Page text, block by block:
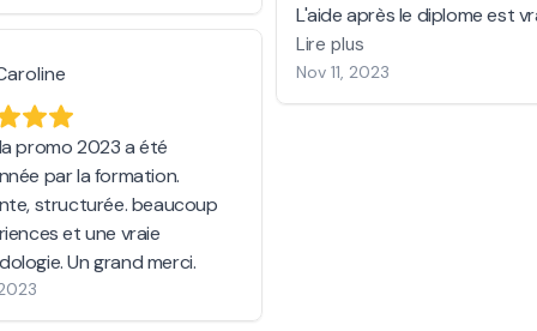
L'aide après le diplome est
précieuse pour décoller.
Intelligence de croire en nous.
Dominique.
Lire plus
Nov 11, 2023
promo 2023 a été
par la formation.
structurée. beaucoup
et une vraie
Un grand merci.